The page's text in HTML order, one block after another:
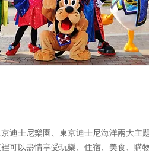
迪士尼樂園、東京迪士尼海洋兩大主
可以盡情享受玩樂、住宿、美食、購